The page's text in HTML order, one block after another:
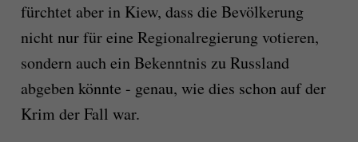
fürchtet aber in Kiew, dass die Bevölkerung
nicht nur für eine Regionalregierung votieren,
sondern auch ein Bekenntnis zu Russland
abgeben könnte - genau, wie dies schon auf der
Krim der Fall war.